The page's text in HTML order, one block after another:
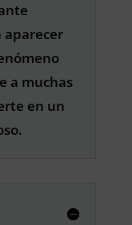
aparecer
a muchas
en un